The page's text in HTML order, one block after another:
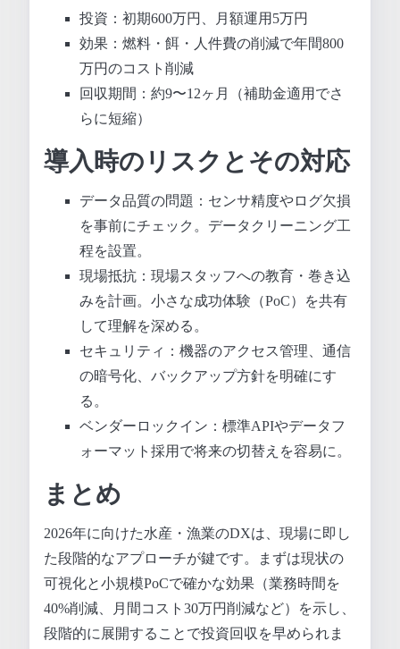
投資：初期600万円、月額運用5万円
効果：燃料・餌・人件費の削減で年間800
万円のコスト削減
回収期間：約9〜12ヶ月（補助金適用でさ
らに短縮）
導入時のリスクとその対応
データ品質の問題：センサ精度やログ欠損
を事前にチェック。データクリーニング工
程を設置。
現場抵抗：現場スタッフへの教育・巻き込
みを計画。小さな成功体験（PoC）を共有
して理解を深める。
セキュリティ：機器のアクセス管理、通信
の暗号化、バックアップ方針を明確にす
る。
ベンダーロックイン：標準APIやデータフ
ォーマット採用で将来の切替えを容易に。
まとめ
2026年に向けた水産・漁業のDXは、現場に即し
た段階的なアプローチが鍵です。まずは現状の
可視化と小規模PoCで確かな効果（業務時間を
40%削減、月間コスト30万円削減など）を示し、
段階的に展開することで投資回収を早められま